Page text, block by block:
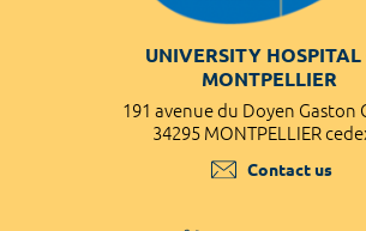
UNIVERSITY HOSPITAL
MONTPELLIER
191 avenue du Doyen Gaston
34295 MONTPELLIER
Contact us